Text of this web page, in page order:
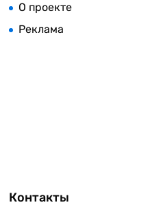
О проекте
Реклама
Контакты